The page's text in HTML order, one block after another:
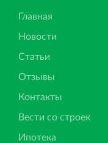
Главная
Новости
Статьи
Отзывы
Контакты
Вести со строек
Ипотека